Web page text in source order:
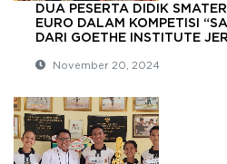
DUA PESERTA DIDIK
EURO DALAM KOMPETISI
DARI GOETHE INSTITUTE
November 20, 2024